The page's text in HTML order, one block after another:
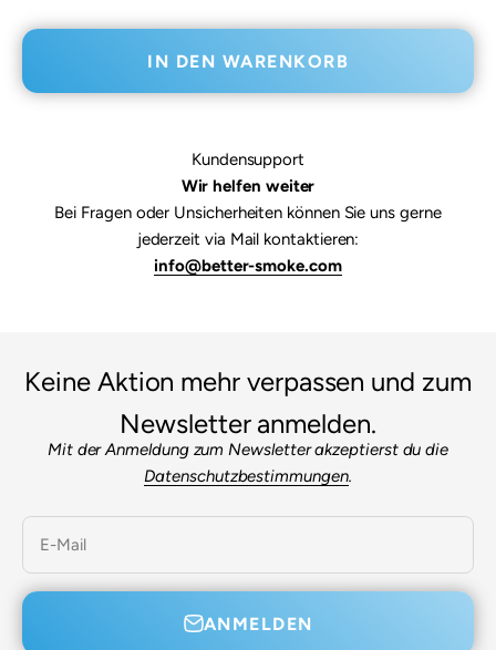
IN DEN WARENKORB
Kundensupport
Wir helfen weiter
Bei Fragen oder Unsicherheiten können Sie uns gerne
jederzeit via Mail kontaktieren:
info@better-smoke.com
Keine Aktion mehr verpassen und zum
Newsletter anmelden.
Mit der Anmeldung zum Newsletter akzeptierst du die
Datenschutzbestimmungen.
E-Mail
ANMELDEN